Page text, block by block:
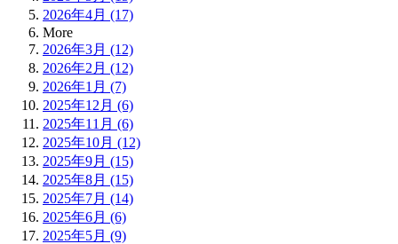
2026年4月 (17)
More
2026年3月 (12)
2026年2月 (12)
2026年1月 (7)
2025年12月 (6)
2025年11月 (6)
2025年10月 (12)
2025年9月 (15)
2025年8月 (15)
2025年7月 (14)
2025年6月 (6)
2025年5月 (9)